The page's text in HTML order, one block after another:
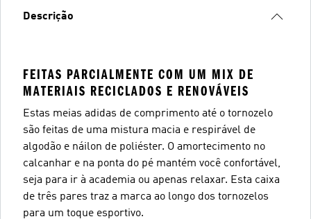
Descrição
FEITAS PARCIALMENTE COM UM MIX DE
MATERIAIS RECICLADOS E RENOVÁVEIS
Estas meias adidas de comprimento até o tornozelo
são feitas de uma mistura macia e respirável de
algodão e náilon de poliéster. O amortecimento no
calcanhar e na ponta do pé mantém você confortável,
seja para ir à academia ou apenas relaxar. Esta caixa
de três pares traz a marca ao longo dos tornozelos
para um toque esportivo.